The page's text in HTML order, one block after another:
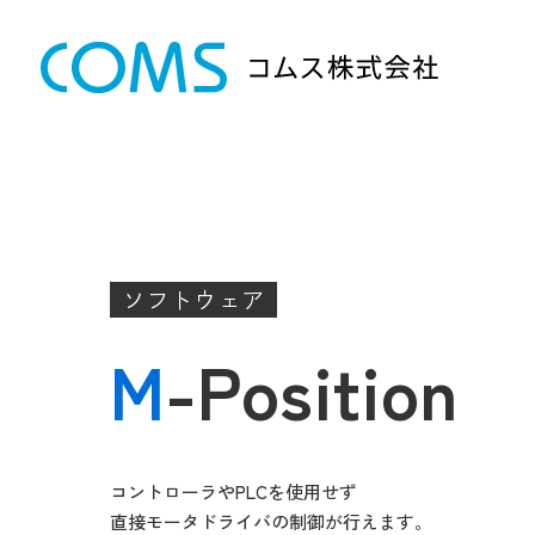
ソフトウェア
M-Position
コントローラやPLCを使用せず
直接モータドライバの制御が行えます。